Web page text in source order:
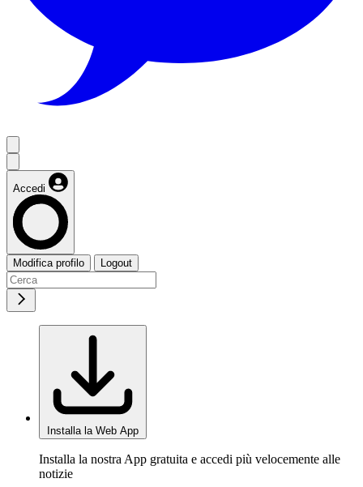
Accedi
Modifica profilo Logout
Installa la Web App
Installa la nostra App gratuita e accedi più velocemente alle
notizie